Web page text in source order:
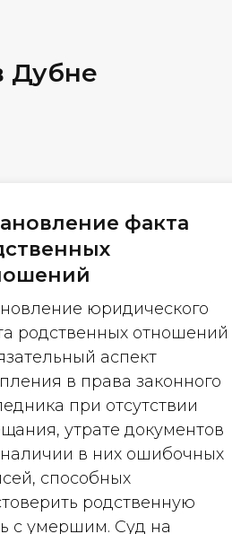
Дубне
факта
юридического
родственных отношений
аспект
в права законного
при отсутствии
утрате документов
в них ошибочных
способных
родственную
с умершим. Суд на